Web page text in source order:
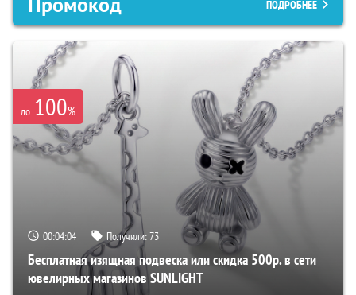
ПОДРОБНЕЕ
до 100%
00:04:04 Получили:73
Бесплатная изящная подвеска или скидка 500р. в сети
ювелирных магазинов SUNLIGHT